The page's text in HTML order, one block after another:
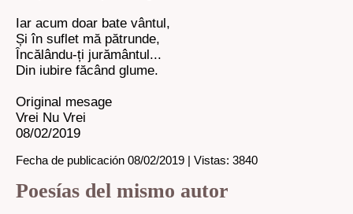
Iar acum doar bate vântul,
Și în suflet mă pătrunde,
Încălându-ți jurământul...
Din iubire făcând glume.
Original mesage
Vrei Nu Vrei
08/02/2019
Fecha de publicación 08/02/2019 | Vistas: 3840
Poesías del mismo autor